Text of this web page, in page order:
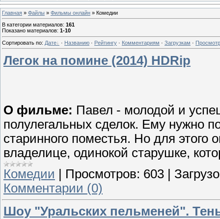
Главная » Файлы » Фильмы онлайн » Комедии
В категории материалов: 161
Показано материалов: 1-10
Сортировать по: Дате · Названию · Рейтингу · Комментариям · Загрузкам ·
Легок на помине (2014) HDRip
О фильме: Павел - молодой и
полулегальных сделок. Ему нужно
старинного поместья. Но для этого
владелице, одинокой старушке,
Комедии | Просмотров: 603 |
Комментарии (0)
Шоу "Уральских пельменей".